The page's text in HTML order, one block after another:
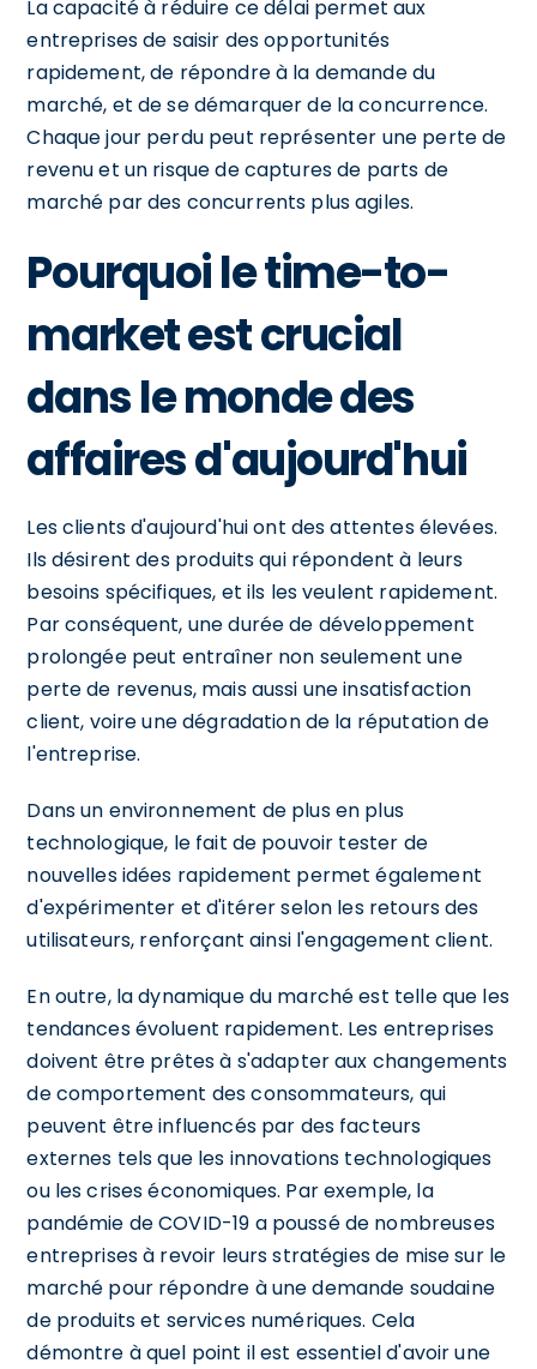
La capacité à réduire ce délai permet aux
entreprises de saisir des opportunités
rapidement, de répondre à la demande du
marché, et de se démarquer de la concurrence.
Chaque jour perdu peut représenter une perte de
revenu et un risque de captures de parts de
marché par des concurrents plus agiles.
Pourquoi le time-to-
market est crucial
dans le monde des
affaires d'aujourd'hui
Les clients d'aujourd'hui ont des attentes élevées.
Ils désirent des produits qui répondent à leurs
besoins spécifiques, et ils les veulent rapidement.
Par conséquent, une durée de développement
prolongée peut entraîner non seulement une
perte de revenus, mais aussi une insatisfaction
client, voire une dégradation de la réputation de
l'entreprise.
Dans un environnement de plus en plus
technologique, le fait de pouvoir tester de
nouvelles idées rapidement permet également
d'expérimenter et d'itérer selon les retours des
utilisateurs, renforçant ainsi l'engagement client.
En outre, la dynamique du marché est telle que les
tendances évoluent rapidement. Les entreprises
doivent être prêtes à s'adapter aux changements
de comportement des consommateurs, qui
peuvent être influencés par des facteurs
externes tels que les innovations technologiques
ou les crises économiques. Par exemple, la
pandémie de COVID-19 a poussé de nombreuses
entreprises à revoir leurs stratégies de mise sur le
marché pour répondre à une demande soudaine
de produits et services numériques. Cela
démontre à quel point il est essentiel d'avoir une